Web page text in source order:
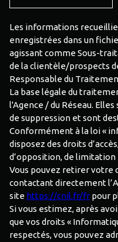
Les informations
enregistrées dans un
agissant comme Sous-
de la clientèle/prospects
Responsable du
La base légale du
l'Agence / du Réseau.
de suppression et sont
Conformément à la loi «
disposez des droits
d’opposition, de
Vous pouvez retirer votre
contactant directement
site https://cnil.fr/fr pour
Si vous estimez, après
que vos droits «
respectés, vous pouvez